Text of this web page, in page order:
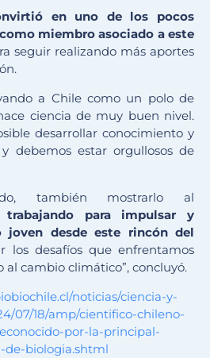
en uno de los pocos
miembro asociado a este
seguir realizando más aportes
a Chile como un polo de
ciencia de muy buen nivel.
desarrollar conocimiento y
debemos estar orgullosos de
también mostrarlo al
trabajando para impulsar y
joven desde este rincón del
los desafíos que enfrentamos
al cambio climático”, concluyó.
noticias/ciencia-y-
07/18/amp/cientifico-chileno-
por-la-principal-
de-biologia.shtml